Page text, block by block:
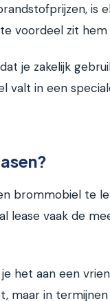
is
voordeel zit hem
je zakelijk
in een
brommobiel te
lease vaak de
het aan een
maar in